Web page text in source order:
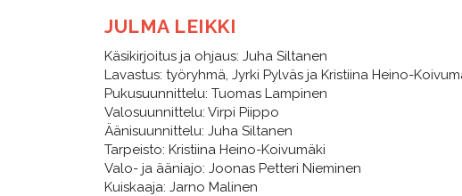
JULMA LEIKKI
Käsikirjoitus ja ohjaus: Juha Siltanen
Lavastus: työryhmä, Jyrki Pylväs ja Kristiina Heino-
Pukusuunnittelu: Tuomas Lampinen
Valosuunnittelu: Virpi Piippo
Äänisuunnittelu: Juha Siltanen
Tarpeisto: Kristiina Heino-Koivumäki
Valo- ja ääniajo: Joonas Petteri Nieminen
Kuiskaaja: Jarno Malinen